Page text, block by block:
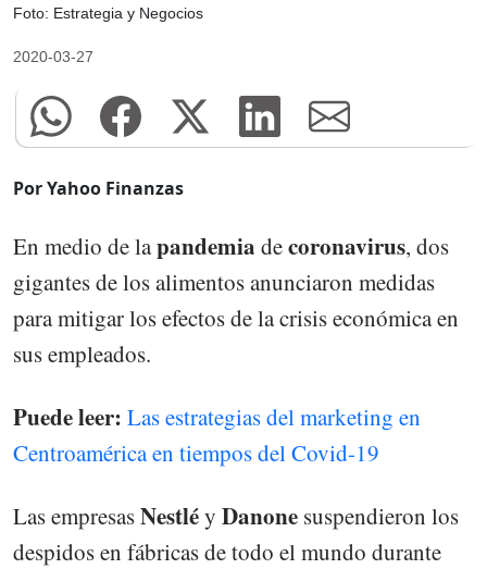
Foto: Estrategia y Negocios
2020-03-27
Por Yahoo Finanzas
En medio de lapandemia decoronavirus, dos
gigantes de los alimentos anunciaron medidas
para mitigar los efectos de la crisis económica en
sus empleados.
Puede leer: Las estrategias del marketing en
Centroamérica en tiempos del Covid-19
Las empresasNestléy Danone suspendieron los
despidos en fábricas de todo el mundo durante